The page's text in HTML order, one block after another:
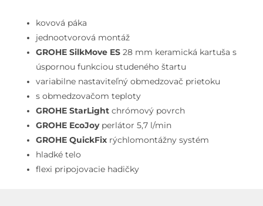
chrómkovová páka
jednootvorová montáž
GROHE SilkMove ES 28 mm keramická kartuša s
úspornou funkciou studeného štartu
variabilne nastaviteľný obmedzovač prietoku
s obmedzovačom teploty
GROHE StarLightchrómový povrch
GROHE EcoJoyperlátor 5,7 l/min
GROHE QuickFix rýchlomontážny systém
hladké telo
flexi pripojovacie hadičky